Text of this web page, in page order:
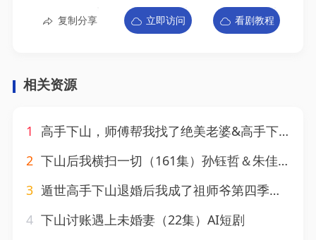
复制分享 立即访问 看剧教程
相关资源
1
高手下山，师傅帮我找了绝美老婆&高手下山师傅帮我找了绝美老婆（89集）郭嘉琦＆张如意＆杨桃
2 下山后我横扫一切（161集）孙钰哲＆朱佳琪&张如意&宋亚娟
3 遁世高手下山退婚后我成了祖师爷第四季（93集）AI短剧
4 下山讨账遇上未婚妻（22集）AI短剧